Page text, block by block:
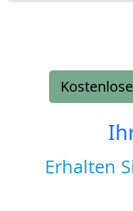
Erhalten